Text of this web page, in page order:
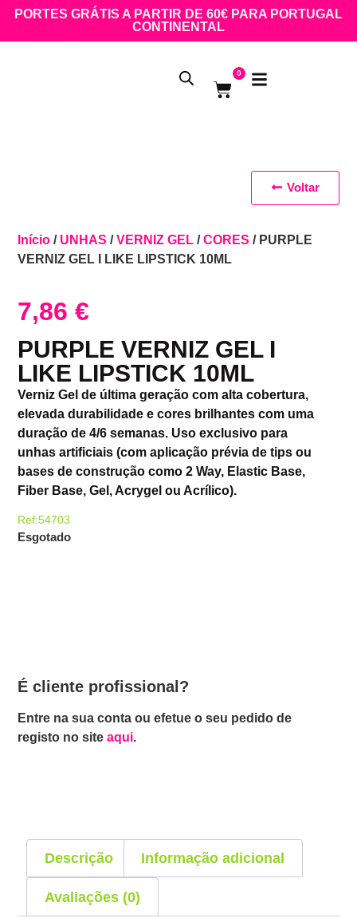
PORTES GRÁTIS A PARTIR DE 60€ PARA PORTUGAL
CONTINENTAL
0
Início / UNHAS /VERNIZ GEL /CORES / PURPLE
VERNIZ GEL I LIKE LIPSTICK 10ML
7,86€
PURPLE VERNIZ GEL I
LIKE LIPSTICK 10ML
Verniz Gel de última geração com alta cobertura,
elevada durabilidade e cores brilhantes com uma
duração de 4/6 semanas. Uso exclusivo para
unhas artificiais (com aplicação prévia de tips ou
bases de construção como 2 Way, Elastic Base,
Fiber Base, Gel, Acrygel ou Acrílico).
Ref:54703
Esgotado
É cliente profissional?
Entre na sua conta ou efetue o seu pedido de
registo no siteaqui.
Voltar
Descrição Informação adicional
Avaliações (0)